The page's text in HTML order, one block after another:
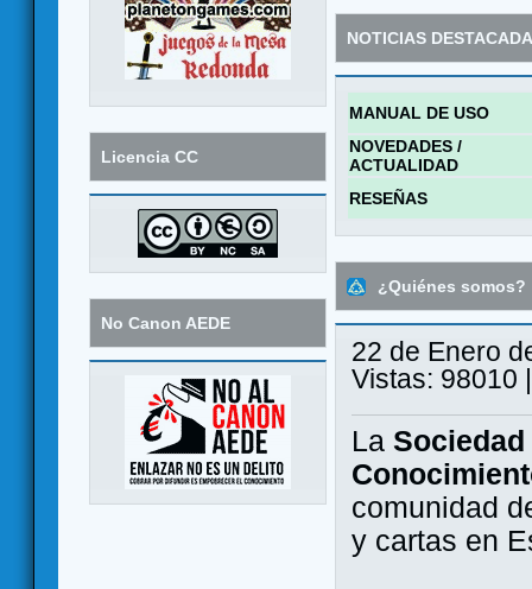
Licencia CC
No Canon AEDE
NOTICIAS
MANUAL DE USO
NOVEDADES /
ACTUALIDAD
RESEÑAS
¿Quiénes somos?
22 de Enero
Vistas: 98010
La
comunidad
y cartas en